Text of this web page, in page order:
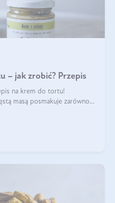
– jak zrobić? Przepis
na krem do tortu!
masą posmakuje zarówno